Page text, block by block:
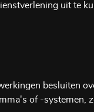
uit te
besluiten
of -systemen,